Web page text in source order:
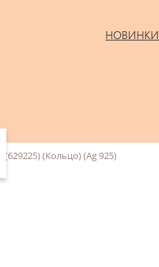
НОВИНКИ
(629225) (Кольцо) (Ag 925)